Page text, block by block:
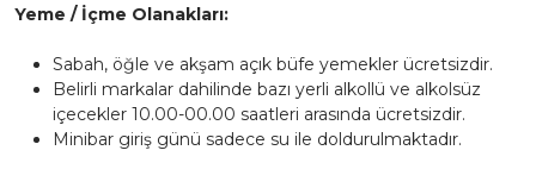
Yeme / İçme Olanakları:
Sabah, öğle ve akşam açık büfe yemekler ücretsizdir.
Belirli markalar dahilinde bazı yerli alkollü ve alkolsüz
içecekler 10.00-00.00 saatleri arasında ücretsizdir.
Minibar giriş günü sadece su ile doldurulmaktadır.